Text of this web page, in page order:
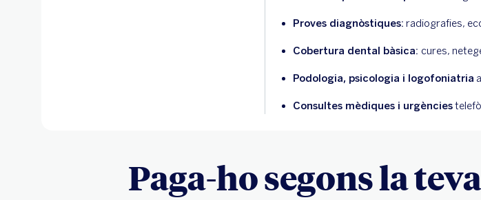
Proves diagnòstiques: radiografies,
Cobertura dental bàsica: cures,
Podologia, psicologia i logofoniatria
Consultes mèdiques i urgències
Paga-ho segons la